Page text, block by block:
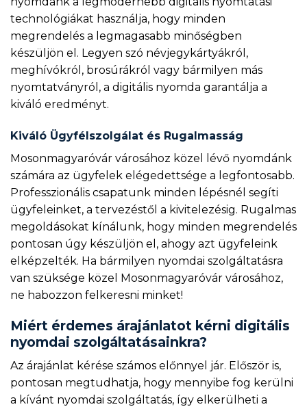
technológiákat használja, hogy minden
megrendelés a legmagasabb minőségben
készüljön el. Legyen szó névjegykártyákról,
meghívókról, brosúrákról vagy bármilyen más
nyomtatványról, a digitális nyomda garantálja a
kiváló eredményt.
Kiváló Ügyfélszolgálat és Rugalmasság
Mosonmagyaróvár városához közel lévő nyomdánk
számára az ügyfelek elégedettsége a legfontosabb.
Professzionális csapatunk minden lépésnél segíti
ügyfeleinket, a tervezéstől a kivitelezésig. Rugalmas
megoldásokat kínálunk, hogy minden megrendelés
pontosan úgy készüljön el, ahogy azt ügyfeleink
elképzelték. Ha bármilyen nyomdai szolgáltatásra
van szüksége közel Mosonmagyaróvár városához,
ne habozzon felkeresni minket!
Miért érdemes árajánlatot kérni digitális
nyomdai szolgáltatásainkra?
Az árajánlat kérése számos előnnyel jár. Először is,
pontosan megtudhatja, hogy mennyibe fog kerülni
a kívánt nyomdai szolgáltatás, így elkerülheti a